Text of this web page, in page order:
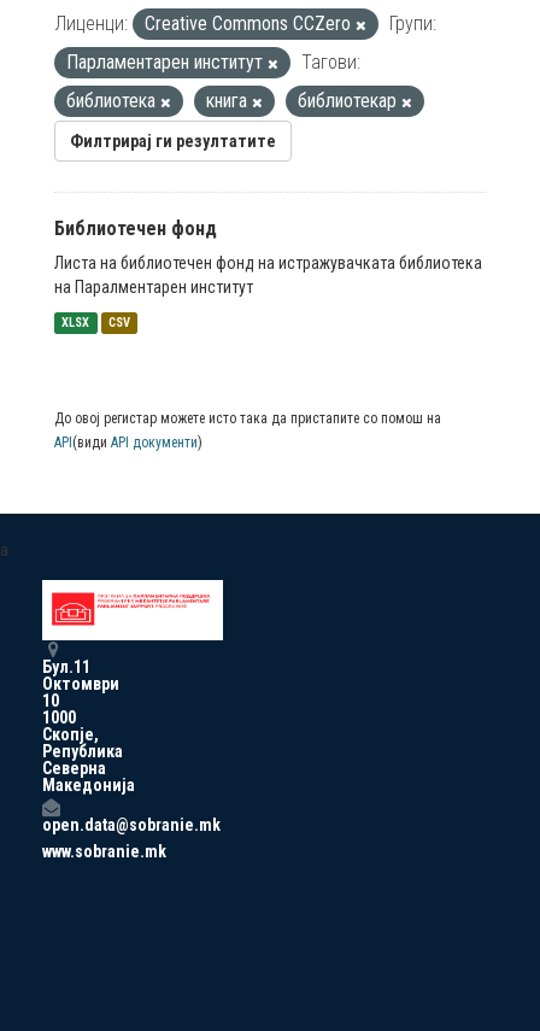
Лиценци: Creative Commons CCZero
Групи:
Парламентарен институт
Тагови:
библиотека
книга библиотекар
Филтрирај ги резултатите
Библиотечен фонд
Листа на библиотечен фонд на истражувачката библиотека
на Паралментарен институт
XLSX CSV
До овој регистар можете исто така да пристапите со помош на
API (види API документи)
a
Бул.11
Октомври
10
1000
Скопје,
Република
Северна
Македонија
open.data@sobranie.mk
www.sobranie.mk